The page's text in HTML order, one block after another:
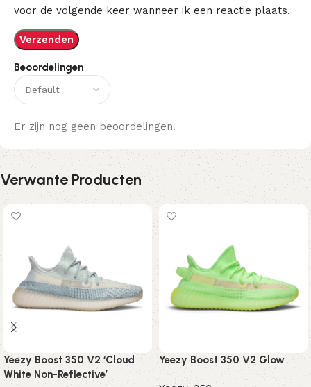
Beoordelingen
Er zijn nog geen beoordelingen.
voor de volgende keer wanneer ik een reactie plaats.
Verwante Producten
Yeezy Boost 350 V2 ‘Cloud
White Non-Reflective’
Yeezy Boost 350 V2 Glow